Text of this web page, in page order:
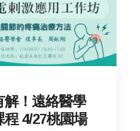
解！遠絡醫學
4/27桃園場